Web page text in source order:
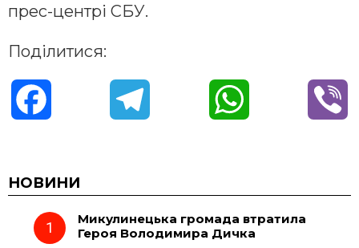
прес-центрі СБУ.
Поділитися:
c
e e t
НОВИНИ
Микулинецька громада втратила
Героя Володимира Дичка